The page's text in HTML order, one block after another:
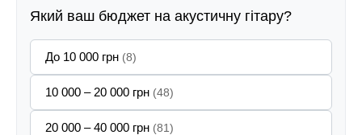
Який ваш бюджет на акустичну гітару?
До 10 000 грн (8)
10 000 – 20 000 грн (48)
20 000 – 40 000 грн (81)